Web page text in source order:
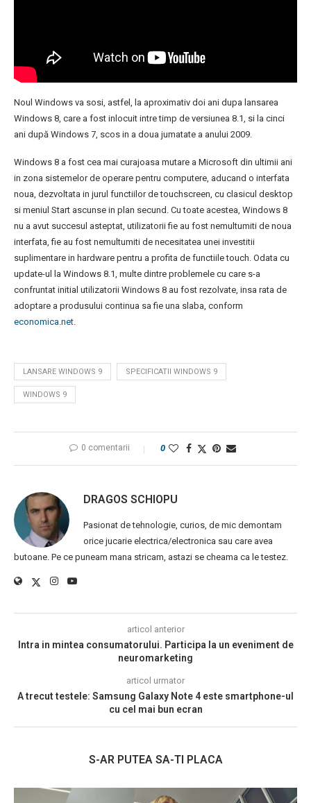
Noul Windows va sosi, astfel, la aproximativ doi ani dupa lansarea
Windows 8, care a fost inlocuit intre timp de versiunea 8.1, si la cinci
ani după Windows 7, scos in a doua jumatate a anului 2009.
Windows 8 a fost cea mai curajoasa mutare a Microsoft din ultimii ani
in zona sistemelor de operare pentru computere, aducand o interfata
noua, dezvoltata in jurul functiilor de touchscreen, cu clasicul desktop
si meniul Start ascunse in plan secund. Cu toate acestea, Windows 8
nu a avut succesul asteptat, utilizatorii fie au fost nemultumiti de noua
interfata, fie au fost nemultumiti de necesitatea unei investitii
suplimentare in hardware pentru a profita de functiile touch. Odata cu
update-ul la Windows 8.1, multe dintre problemele cu care s-a
confruntat initial utilizatorii Windows 8 au fost rezolvate, insa rata de
adoptare a produsului continua sa fie una slaba, conform
economica.net
LANSARE WINDOWS 9 SPECIFICATII WINDOWS 9
WINDOWS 9
0 comentarii 0
DRAGOS SCHIOPU
Pasionat de tehnologie, curios, de mic demontam
orice jucarie electrica/electronica sau care avea
butoane. Pe ce puneam mana stricam, astazi se cheama ca le testez.
articol anterior
Intra in mintea consumatorului. Participa la un eveniment de
neuromarketing
articol urmator
A trecut testele: Samsung Galaxy Note 4 este smartphone-ul
cu cel mai bun ecran
S-AR PUTEA SA-TI PLACA